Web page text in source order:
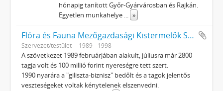
hónapig tanított Győr-Gyárvárosban és Rajkán.
Egyetlen munkahelye ... »
Flóra és Fauna Mezőgazdasági Kistermelők Szövetkezete
Szervezet/testület 1989 - 1998
A szövetkezet 1989 februárjában alakult, júliusra már 2800
tagja volt és 100 millió forint nyereségre tett szert.
1990 nyarára a "giliszta-biznisz" bedőlt és a tagok jelentős
veszteségeket voltak kénytelenek elszenvedni.